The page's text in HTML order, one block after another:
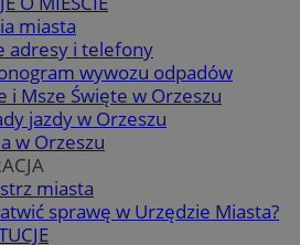
miasta
adresy i telefony
wywozu odpadów
i Msze Święte w Orzeszu
jazdy w Orzeszu
w Orzeszu
miasta
sprawę w Urzędzie Miasta?